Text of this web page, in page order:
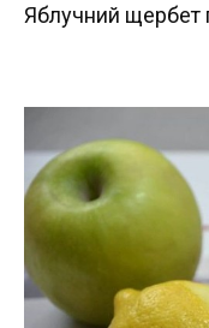
Яблучний щербет